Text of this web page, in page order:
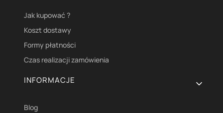
Jak kupować ?
Koszt dostawy
Formy płatności
Czas realizacji zamówienia
INFORMACJE
Blog